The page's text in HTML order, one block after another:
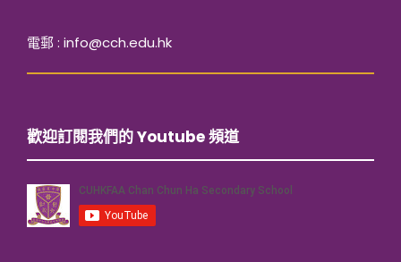
電郵 : info@cch.edu.hk
歡迎訂閱我們的 Youtube 頻道